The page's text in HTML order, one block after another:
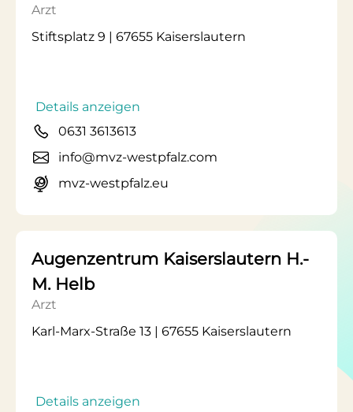
Arzt
Stiftsplatz 9 | 67655 Kaiserslautern
Details anzeigen
0631 3613613
info@mvz-westpfalz.com
mvz-westpfalz.eu
Augenzentrum Kaiserslautern H.-
M. Helb
Arzt
Karl-Marx-Straße 13 | 67655 Kaiserslautern
Details anzeigen